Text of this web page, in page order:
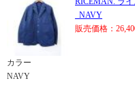
_NAVY
販売価格：
カラー
NAVY